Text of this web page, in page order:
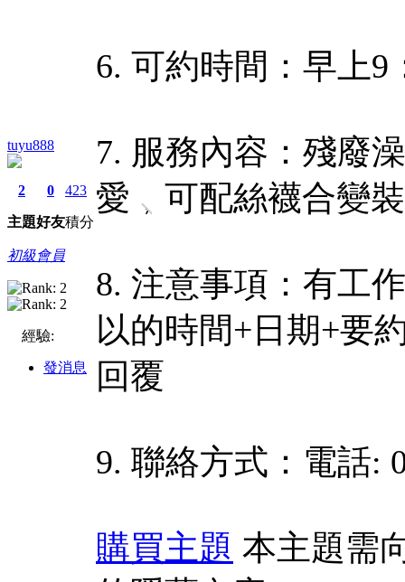
tuyu888
2
主題
0
好友
423
積分
初級會員
經驗:
發消息
6. 可約時間：早上9
7. 服務內容：殘廢
愛，可配絲襪合變
8. 注意事項：有工
以的時間+日期+要
回覆
9. 聯絡方式：電話:
購買主題 本主題需